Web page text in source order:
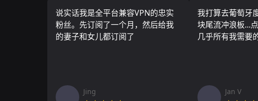
说实话我是全平台兼容VPN的忠实
粉丝。先订阅了一个月，然后给我
的妻子和女儿都订阅了
Jing
我打算去葡萄牙
块尾流冲浪板...
几乎所有我需要
Jan V